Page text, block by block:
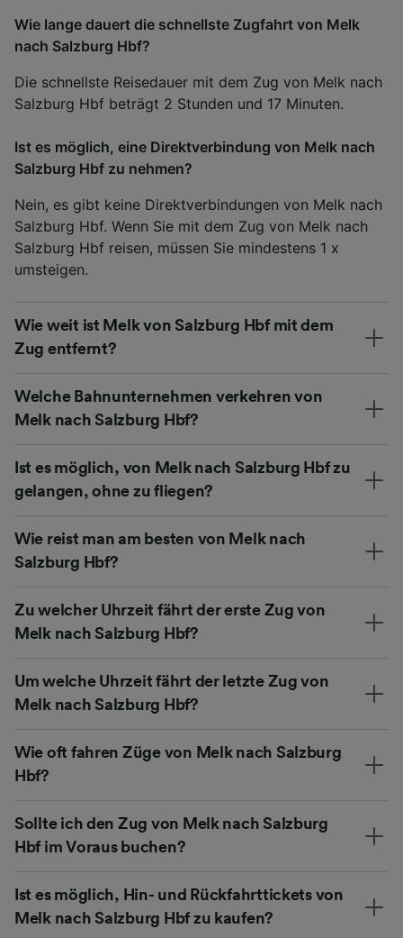
Wie lange dauert die schnellste Zugfahrt von Melk
nach Salzburg Hbf?
Die schnellste Reisedauer mit dem Zug von Melk nach
Salzburg Hbf beträgt 2 Stunden und 17 Minuten.
Ist es möglich, eine Direktverbindung von Melk nach
Salzburg Hbf zu nehmen?
Nein, es gibt keine Direktverbindungen von Melk nach
Salzburg Hbf. Wenn Sie mit dem Zug von Melk nach
Salzburg Hbf reisen, müssen Sie mindestens 1 x
umsteigen.
Wie weit ist Melk von Salzburg Hbf mit dem
Zug entfernt?
Welche Bahnunternehmen verkehren von
Melk nach Salzburg Hbf?
Ist es möglich, von Melk nach Salzburg Hbf zu
gelangen, ohne zu fliegen?
Wie reist man am besten von Melk nach
Salzburg Hbf?
Zu welcher Uhrzeit fährt der erste Zug von
Melk nach Salzburg Hbf?
Um welche Uhrzeit fährt der letzte Zug von
Melk nach Salzburg Hbf?
Wie oft fahren Züge von Melk nach Salzburg
Hbf?
Sollte ich den Zug von Melk nach Salzburg
Hbf im Voraus buchen?
Ist es möglich, Hin- und Rückfahrttickets von
Melk nach Salzburg Hbf zu kaufen?